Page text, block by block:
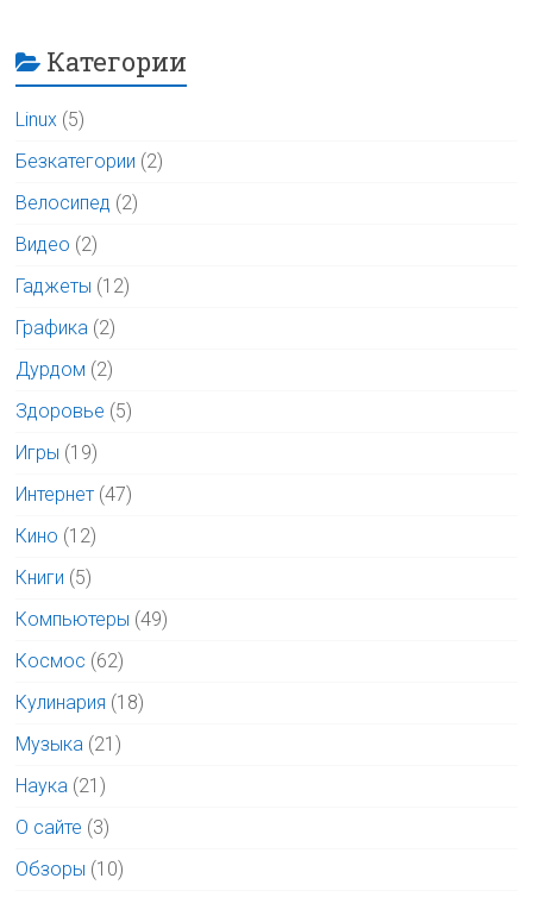
Категории
Linux (5)
Безкатегории (2)
Велосипед (2)
Видео (2)
Гаджеты (12)
Графика (2)
Дурдом (2)
Здоровье (5)
Игры (19)
Интернет (47)
Кино (12)
Книги (5)
Компьютеры (49)
Космос (62)
Кулинария (18)
Музыка (21)
Наука (21)
О сайте (3)
Обзоры (10)